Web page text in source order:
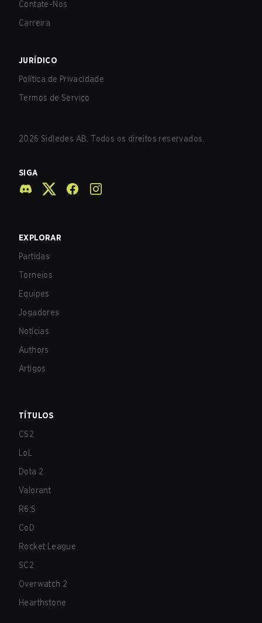
Contate-Nos
Carreira
JURÍDICO
Política de Privacidade
Termos de Serviço
2026 Sidledes AB. Todos os direitos reservados.
SIGA
EXPLORAR
Partidas
Torneios
Equipes
Jogadores
Notícias
Authors
Artigos
TÍTULOS
CS2
LoL
Dota 2
Valorant
R6:S
CoD
Rocket League
SC2
Overwatch 2
Hearthstone